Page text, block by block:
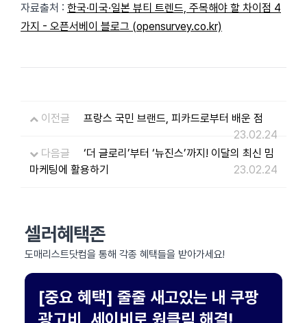
자료출처 : 한국·미국·일본 뷰티 트렌드, 주목해야 할 차이점 4
가지 - 오픈서베이 블로그 (opensurvey.co.kr)
이전글
프랑스 국민 브랜드, 피카드로부터 배운 점
23.02.24
다음글
‘더 글로리’부터 ‘뉴진스’까지! 이달의 최신 밈
마케팅에 활용하기
23.02.24
셀러혜택존
도매리스트닷컴을 통해 각종 혜택들을 받아가세요!
[중요 혜택] 줄줄 새고있는 내 쿠팡